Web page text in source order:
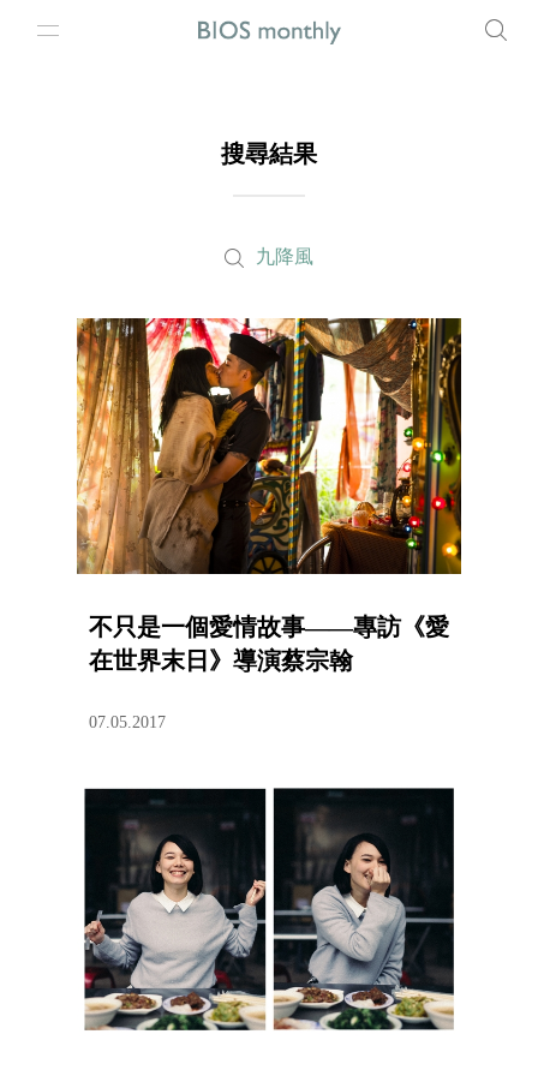
搜尋結果
九降風
不只是一個愛情故事——專訪《愛
在世界末日》導演蔡宗翰
07.05.2017